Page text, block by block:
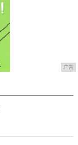
广告